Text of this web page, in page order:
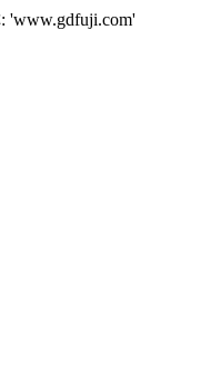
'www.gdfuji.com'